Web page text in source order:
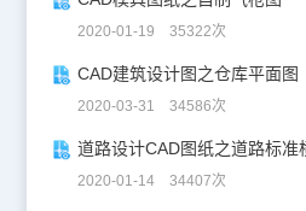
2020-01-19 35322次
CAD建筑设计图之仓库平面图
2020-03-31 34586次
2020-01-14 34407次